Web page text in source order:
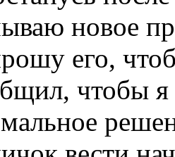
новое
его,
чтобы